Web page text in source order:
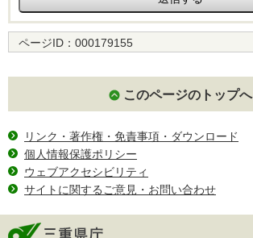
ページID： 000179155
このページのトップへ
リンク・著作権・免責事項・ダウンロード
個人情報保護ポリシー
ウェブアクセシビリティ
サイトに関するご意見・お問い合わせ